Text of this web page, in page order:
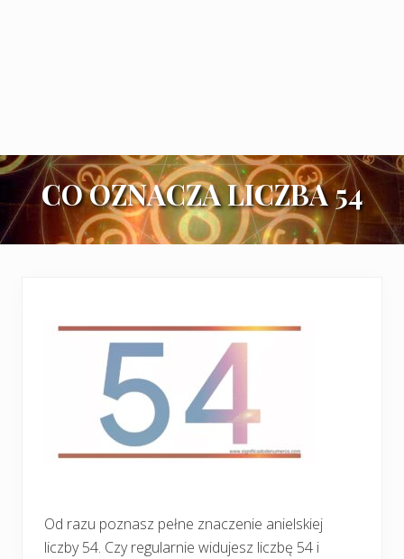
CO OZNACZA LICZBA 54
Od razu poznasz pełne znaczenie anielskiej
liczby 54. Czy regularnie widujesz liczbę 54 i